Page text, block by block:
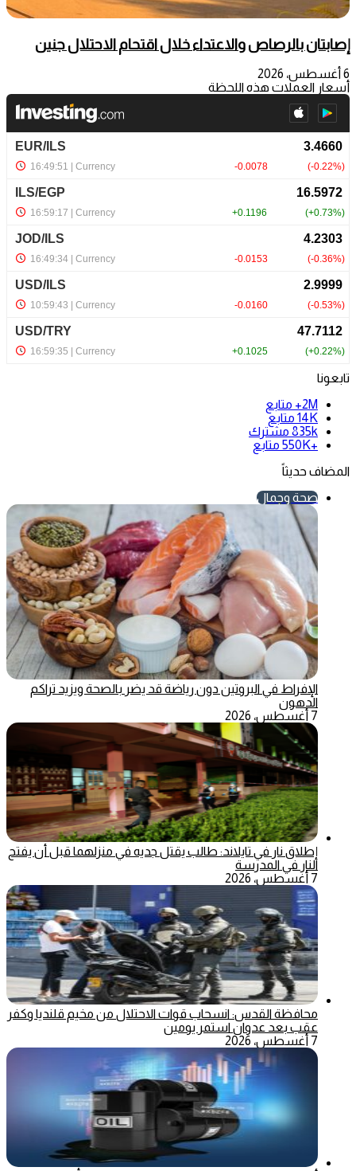
إصابتان بالرصاص والاعتداء خلال اقتحام الاحتلال جنين
6 أغسطس، 2026
أسعار العملات هذه اللحظة
تابعونا
2M+
متابع
14K متابع
835k مشترك
+550K
متابع
المضاف حديثاً
صحة وجمال
الإفراط في البروتين دون رياضة قد يضر بالصحة ويزيد تراكم
الدهون
7 أغسطس، 2026
إطلاق نار في تايلاند: طالب يقتل جديه في منزلهما قبل أن يفتح
النار في المدرسة
7 أغسطس، 2026
محافظة القدس: انسحاب قوات الاحتلال من مخيم قلنديا وكفر
عقب بعد عدوان استمر يومين
7 أغسطس، 2026